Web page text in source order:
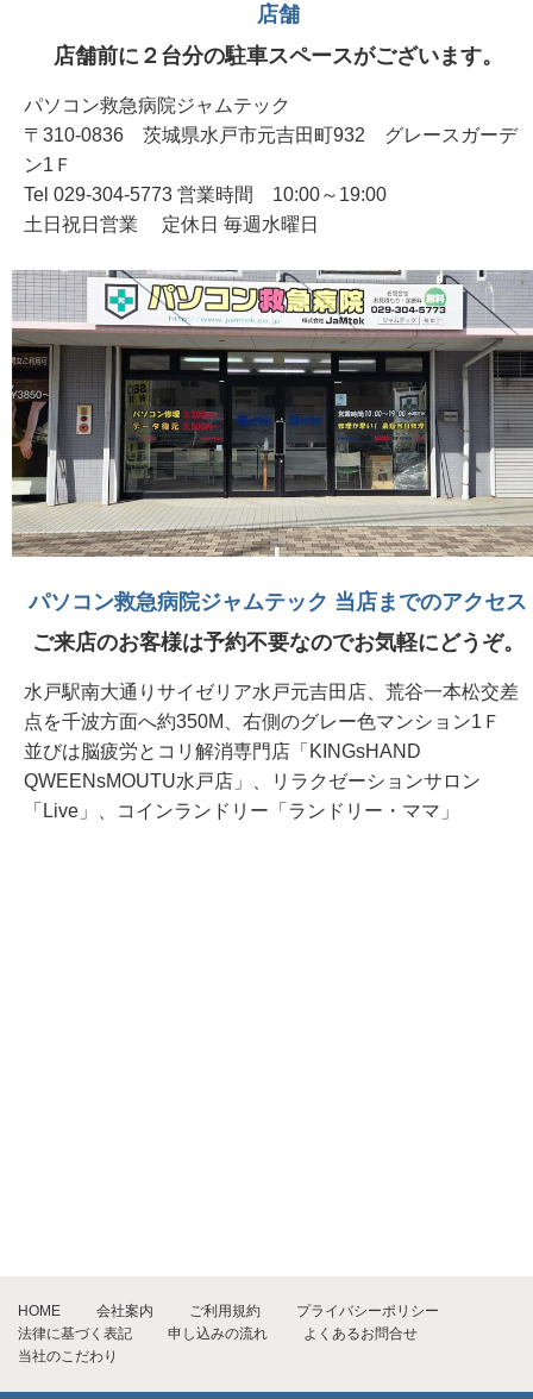
店舗
店舗前に２台分の駐車スペースがございます。
パソコン救急病院ジャムテック
〒310-0836 茨城県水戸市元吉田町932 グレースガーデ
ン1Ｆ
Tel 029-304-5773 営業時間 10:00～19:00
土日祝日営業 定休日 毎週水曜日
パソコン救急病院ジャムテック 当店までのアクセス
ご来店のお客様は予約不要なのでお気軽にどうぞ。
水戸駅南大通りサイゼリア水戸元吉田店、荒谷一本松交差
点を千波方面へ約350M、右側のグレー色マンション1Ｆ
並びは脳疲労とコリ解消専門店「KINGsHAND
QWEENsMOUTU水戸店」、リラクゼーションサロン
「Live」、コインランドリー「ランドリー・ママ」
HOME 会社案内 ご利用規約
プライバシーポリシー
法律に基づく表記
申し込みの流れ
よくあるお問合せ
当社のこだわり